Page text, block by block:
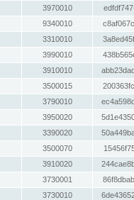
3970010
9340010
3310010
3990010
3910010
3500015
3790010
3950020
3390020
3500070
3910020
3730001
3730010